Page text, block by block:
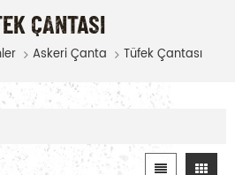
ÇANTASI
Askeri Çanta Tüfek Çantası